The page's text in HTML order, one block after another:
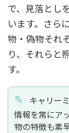
で、見落とし
います。さら
物・偽物それ
り、それらと
す。
キャリー
情報を常にア
物の特徴も素